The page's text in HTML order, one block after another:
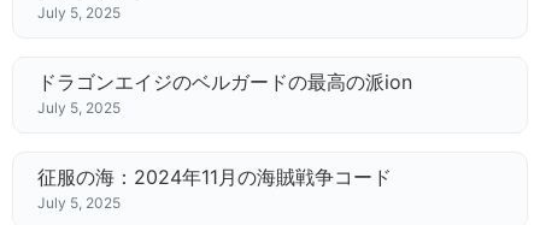
July 5, 2025
ドラゴンエイジのベルガードの最高の派ion
July 5, 2025
征服の海：2024年11月の海賊戦争コード
July 5, 2025